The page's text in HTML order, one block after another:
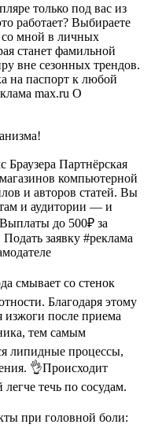
только под вас из
работает? Выбираете
со мной в личных
станет фамильной
вне сезонных трендов.
на паспорт к любой
max.ru О
Браузера Партнёрская
компьютерной
и авторов статей. Вы
и аудитории — и
до 500₽ за
заявку #реклама
смывает со стенок
Благодаря этому
изжоги после приема
тем самым
липидные процессы,
👌Происходит
течь по сосудам.
при головной боли: